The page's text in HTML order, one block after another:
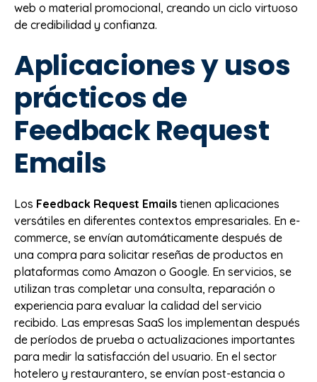
web o material promocional, creando un ciclo virtuoso
de credibilidad y confianza.
Aplicaciones y usos
prácticos de
Feedback Request
Emails
Los Feedback Request Emails tienen aplicaciones
versátiles en diferentes contextos empresariales. En e-
commerce, se envían automáticamente después de
una compra para solicitar reseñas de productos en
plataformas como Amazon o Google. En servicios, se
utilizan tras completar una consulta, reparación o
experiencia para evaluar la calidad del servicio
recibido. Las empresas SaaS los implementan después
de períodos de prueba o actualizaciones importantes
para medir la satisfacción del usuario. En el sector
hotelero y restaurantero, se envían post-estancia o